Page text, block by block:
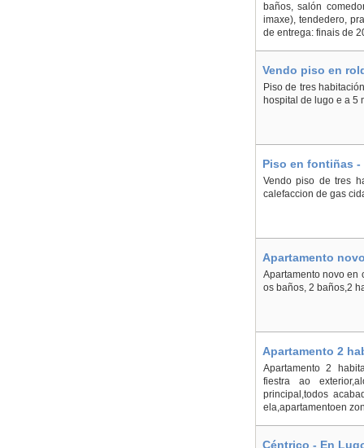
baños, salón
imaxe), tendedero,
de entrega: finais de
Vendo piso en
Piso de tres
hospital de lugo e a 5
Piso en fontiñas -
Vendo piso de tres
calefaccion de gas
Apartamento
Apartamento novo en
os baños, 2 baños,2
Apartamento 2
Apartamento 2
fiestra ao
principal,todos
ela,apartamentoen
Céntrico - En